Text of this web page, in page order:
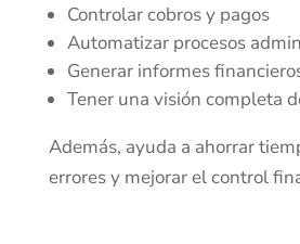
Controlar cobros y pagos
Automatizar procesos
Generar informes
Tener una visión completa
Además, ayuda a ahorrar
errores y mejorar el control